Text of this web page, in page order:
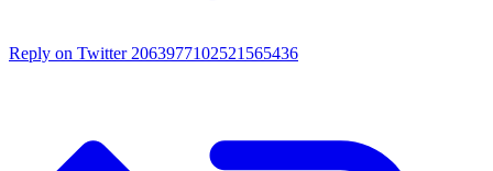
Reply on Twitter 2063977102521565436